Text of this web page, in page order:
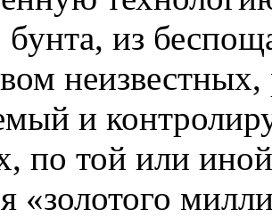
бунта, из
и
по той или
«золотого